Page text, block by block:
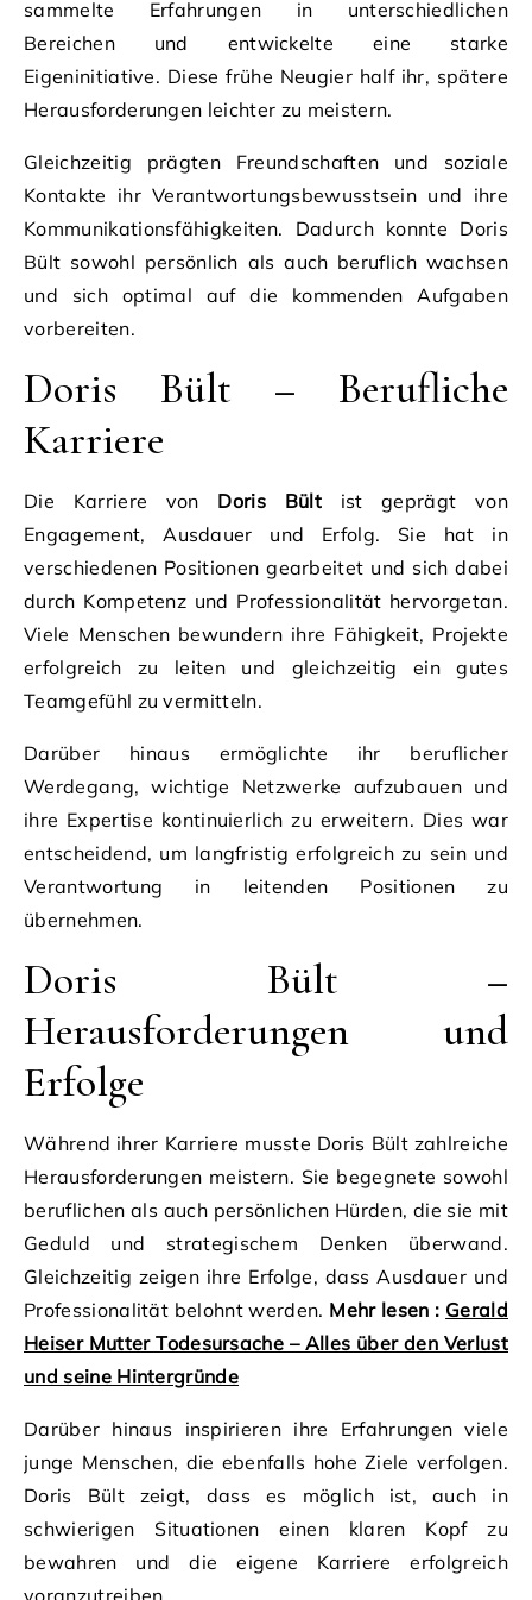
sammelte Erfahrungen in unterschiedlichen
Bereichen und entwickelte eine starke
Eigeninitiative. Diese frühe Neugier half ihr, spätere
Herausforderungen leichter zu meistern.
Gleichzeitig prägten Freundschaften und soziale
Kontakte ihr Verantwortungsbewusstsein und ihre
Kommunikationsfähigkeiten. Dadurch konnte Doris
Bült sowohl persönlich als auch beruflich wachsen
und sich optimal auf die kommenden Aufgaben
vorbereiten.
Doris Bült – Berufliche
Karriere
Die Karriere von Doris Bültist geprägt von
Engagement, Ausdauer und Erfolg. Sie hat in
verschiedenen Positionen gearbeitet und sich dabei
durch Kompetenz und Professionalität hervorgetan.
Viele Menschen bewundern ihre Fähigkeit, Projekte
erfolgreich zu leiten und gleichzeitig ein gutes
Teamgefühl zu vermitteln.
Darüber hinaus ermöglichte ihr beruflicher
Werdegang, wichtige Netzwerke aufzubauen und
ihre Expertise kontinuierlich zu erweitern. Dies war
entscheidend, um langfristig erfolgreich zu sein und
Verantwortung in leitenden Positionen zu
übernehmen.
Doris Bült –
Herausforderungen und
Erfolge
Während ihrer Karriere musste Doris Bült zahlreiche
Herausforderungen meistern. Sie begegnete sowohl
beruflichen als auch persönlichen Hürden, die sie mit
Geduld und strategischem Denken überwand.
Gleichzeitig zeigen ihre Erfolge, dass Ausdauer und
Professionalität belohnt werden. Mehr lesen : Gerald
Heiser Mutter Todesursache – Alles über den Verlust
und seine Hintergründe
Darüber hinaus inspirieren ihre Erfahrungen viele
junge Menschen, die ebenfalls hohe Ziele verfolgen.
Doris Bült zeigt, dass es möglich ist, auch in
schwierigen Situationen einen klaren Kopf zu
bewahren und die eigene Karriere erfolgreich
voranzutreiben.